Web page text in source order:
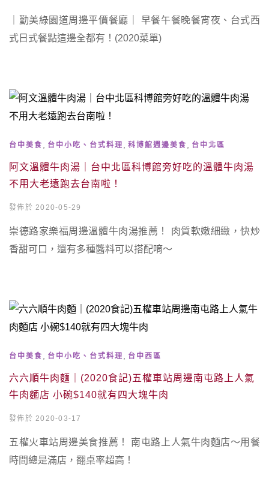
｜勤美綠園道周邊平價餐廳｜ 早餐午餐晚餐宵夜、台式西
式日式餐點這邊全都有！(2020菜單)
台中美食 台中小吃、台式料理 科博館週邊美食 台中北區
阿文溫體牛肉湯｜台中北區科博館旁好吃的溫體牛肉湯
不用大老遠跑去台南啦！
發佈於 2020-05-29
崇德路家樂福周邊溫體牛肉湯推薦！ 肉質軟嫩細緻，快炒
香甜可口，還有多種醬料可以搭配唷～
台中美食 台中小吃、台式料理 台中西區
六六順牛肉麵｜(2020食記)五權車站周邊南屯路上人氣
牛肉麵店 小碗$140就有四大塊牛肉
發佈於 2020-03-17
五權火車站周邊美食推薦！ 南屯路上人氣牛肉麵店～用餐
時間總是滿店，翻桌率超高！